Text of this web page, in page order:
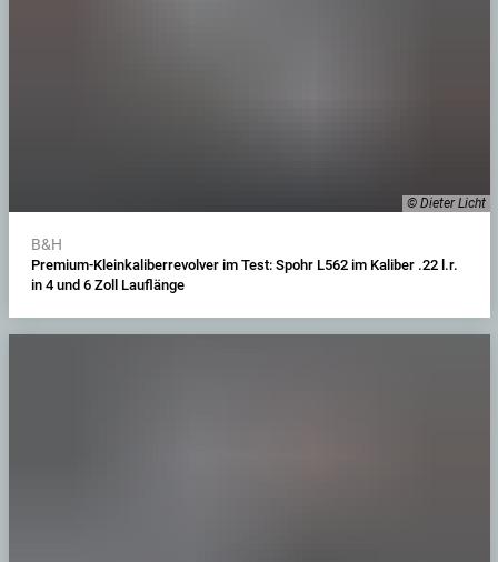
© Dieter Licht
B&H
Premium-Kleinkaliberrevolver im Test: Spohr L562 im Kaliber .22 l.r.
in 4 und 6 Zoll Lauflänge